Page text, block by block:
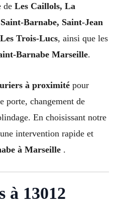
de Les Caillols, La
Barnabe, Saint-Jean
Trois-Lucs, ainsi que les
Barnabe Marseille.
à proximité pour
porte, changement de
En choisissant notre
intervention rapide et
à Marseille .
à 13012